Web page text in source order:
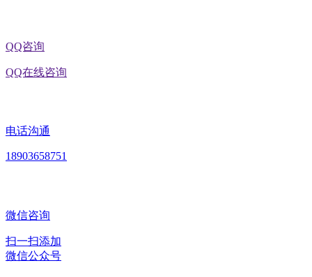
QQ咨询
QQ在线咨询
电话沟通
18903658751
微信咨询
扫一扫添加
微信公众号